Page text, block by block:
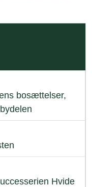
bosættelser,
Hvide